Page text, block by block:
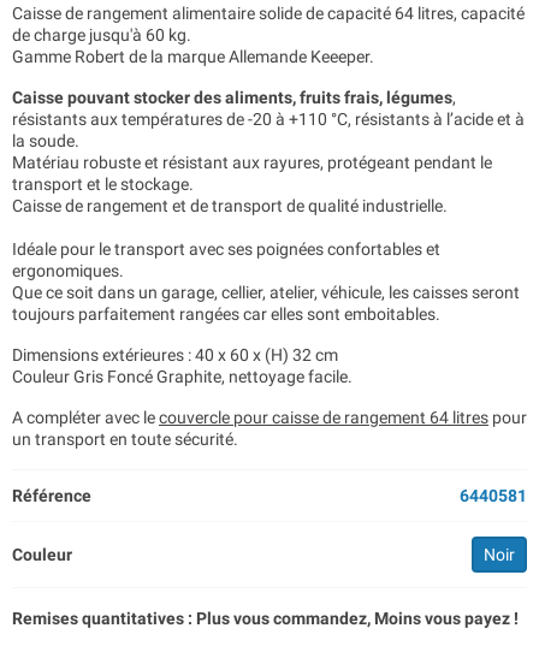
Caisse de rangement alimentaire solide de capacité 64 litres, capacité
de charge jusqu'à 60 kg.
Gamme Robert de la marque Allemande Keeeper.
Caisse pouvant stocker des aliments, fruits frais, légumes,
résistants aux températures de -20 à +110 °C, résistants à l’acide et à
la soude.
Matériau robuste et résistant aux rayures, protégeant pendant le
transport et le stockage.
Caisse de rangement et de transport de qualité industrielle.
Idéale pour le transport avec ses poignées confortables et
ergonomiques.
Que ce soit dans un garage, cellier, atelier, véhicule, les caisses seront
toujours parfaitement rangées car elles sont emboitables.
Dimensions extérieures : 40 x 60 x (H) 32 cm
Couleur Gris Foncé Graphite, nettoyage facile.
A compléter avec lecouvercle pour caisse de rangement 64 litres pour
un transport en toute sécurité.
Référence 6440581
Couleur Noir
Remises quantitatives : Plus vous commandez, Moins vous payez !